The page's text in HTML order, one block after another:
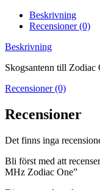
Beskrivning
Recensioner (0)
Beskrivning
Skogsantenn till
Recensioner (0)
Recensioner
Det finns inga
Bli först med att
MHz Zodiac One”